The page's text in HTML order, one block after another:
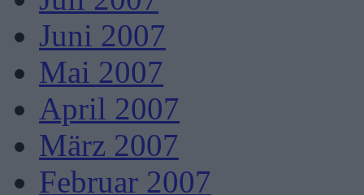
Juni 2007
Mai 2007
April 2007
März 2007
Februar 2007